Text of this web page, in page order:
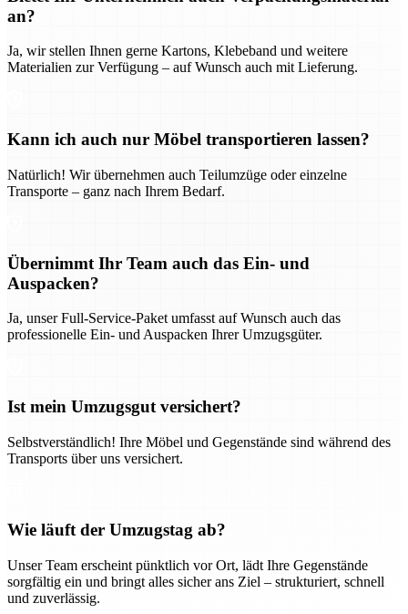
an?
Ja, wir stellen Ihnen gerne Kartons, Klebeband und weitere
Materialien zur Verfügung – auf Wunsch auch mit Lieferung.
Kann ich auch nur Möbel transportieren lassen?
Natürlich! Wir übernehmen auch Teilumzüge oder einzelne
Transporte – ganz nach Ihrem Bedarf.
Übernimmt Ihr Team auch das Ein- und
Auspacken?
Ja, unser Full-Service-Paket umfasst auf Wunsch auch das
professionelle Ein- und Auspacken Ihrer Umzugsgüter.
Ist mein Umzugsgut versichert?
Selbstverständlich! Ihre Möbel und Gegenstände sind während des
Transports über uns versichert.
Wie läuft der Umzugstag ab?
Unser Team erscheint pünktlich vor Ort, lädt Ihre Gegenstände
sorgfältig ein und bringt alles sicher ans Ziel – strukturiert, schnell
und zuverlässig.